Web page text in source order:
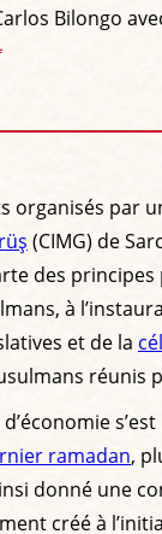
Bilongo
organisés par
(CIMG) de
des
à
et de la
ramadan,
donné une
créé à